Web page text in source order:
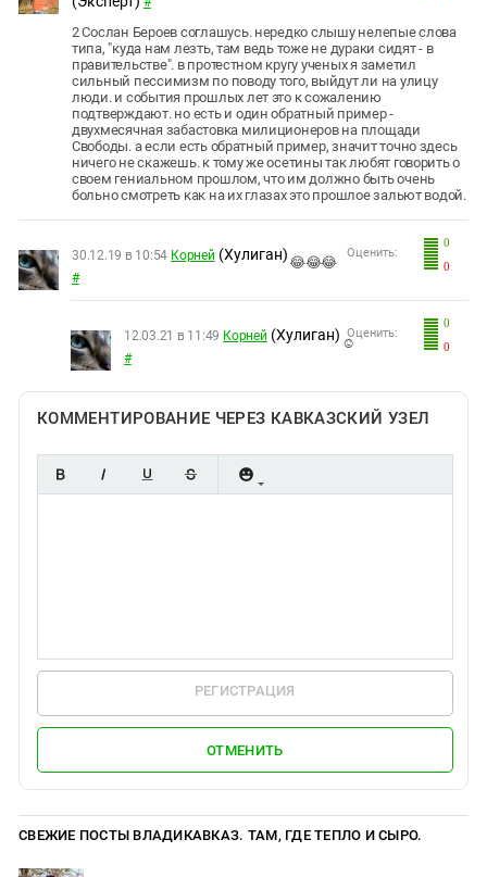
2 Сослан Бероев соглашусь. нередко слышу нелепые слова
типа, "куда нам лезть, там ведь тоже не дураки сидят - в
правительстве". в протестном кругу ученых я заметил
сильный пессимизм по поводу того, выйдут ли на улицу
люди. и события прошлых лет это к сожалению
подтверждают. но есть и один обратный пример -
двухмесячная забастовка милиционеров на площади
Свободы. а если есть обратный пример, значит точно здесь
ничего не скажешь. к тому же осетины так любят говорить о
своем гениальном прошлом, что им должно быть очень
больно смотреть как на их глазах это прошлое зальют водой.
0
0
Оценить:
30.12.19 в 10:54 Корней (Хулиган)
#
😂😂😂
0
0
Оценить:
12.03.21 в 11:49 Корней (Хулиган)
#
☺
КОММЕНТИРОВАНИЕ ЧЕРЕЗ КАВКАЗСКИЙ УЗЕЛ
РЕГИСТРАЦИЯ
ОТМЕНИТЬ
СВЕЖИЕ ПОСТЫ ВЛАДИКАВКАЗ. ТАМ, ГДЕ ТЕПЛО И СЫРО.